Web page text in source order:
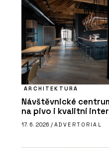
ARCHITEKTURA
Návštěvnické
na pivo i kvalitní
17. 6. 2026 / ADVERTORIAL